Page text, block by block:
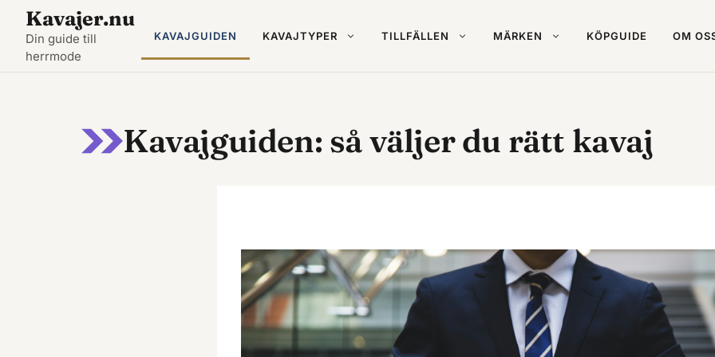
Hoppa
innehåll
Kavajer.nu
Din guide till
herrmode
KAVAJGUIDEN KAVAJTYPER TILLFÄLLEN MÄRKEN KÖPGUIDE OM
Kavajguiden: så väljer du rätt kavaj